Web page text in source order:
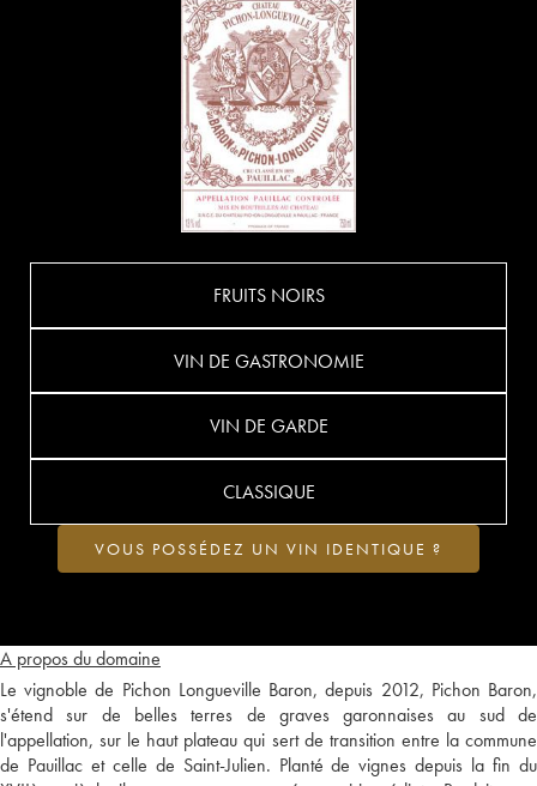
A propos du domaine
Le vignoble de Pichon Longueville Baron, depuis 2012, Pichon Baron,
s'étend sur de belles terres de graves garonnaises au sud de
l'appellation, sur le haut plateau qui sert de transition entre la commune
de Pauillac et celle de Saint-Julien. Planté de vignes depuis la fin du
FRUITS NOIRS
VIN DE GASTRONOMIE
VIN DE GARDE
CLASSIQUE
VOUS POSSÉDEZ UN VIN IDENTIQUE ?